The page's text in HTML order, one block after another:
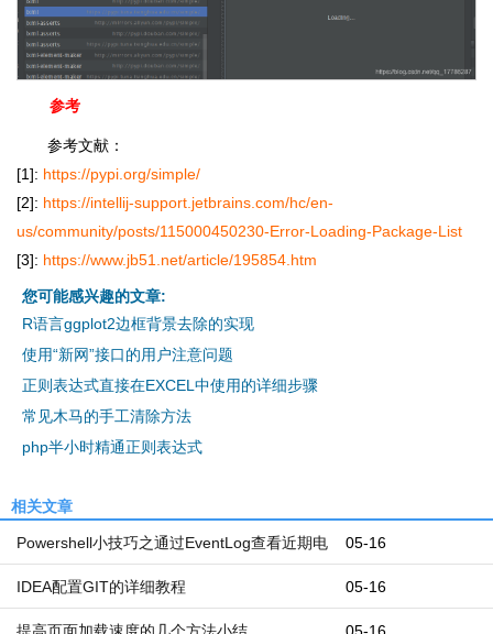
参考
参考文献：
[1]: https://pypi.org/simple/
[2]: https://intellij-support.jetbrains.com/hc/en-
us/community/posts/115000450230-Error-Loading-Package-List
[3]: https://www.jb51.net/article/195854.htm
您可能感兴趣的文章:
R语言ggplot2边框背景去除的实现
使用“新网”接口的用户注意问题
正则表达式直接在EXCEL中使用的详细步骤
常见木马的手工清除方法
php半小时精通正则表达式
相关文章
05-16
Powershell小技巧之通过EventLog查看近期电
脑开机和关机时间 05-16
IDEA配置GIT的详细教程
05-16
提高页面加载速度的几个方法小结